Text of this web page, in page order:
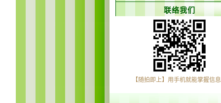
联络我们
【随拍即上】用手机就能掌握信